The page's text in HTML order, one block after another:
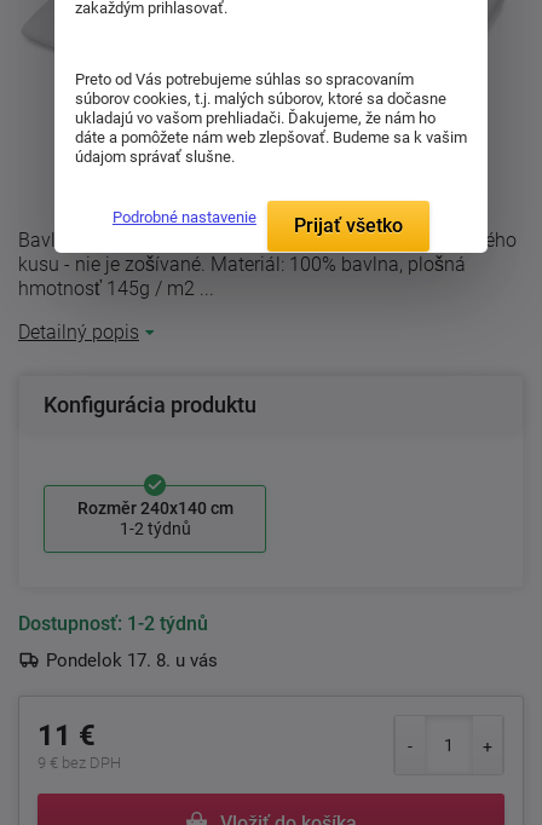
Bavlnená plachta bielej farby. Dvojposteľ je ušité z jedného
kusu - nie je zošívané. Materiál: 100% bavlna, plošná
hmotnosť 145g / m2 ...
Detailný popis
Konfigurácia produktu
Rozměr 240x140 cm
1-2 týdnů
Dostupnosť: 1-2 týdnů
Pondelok 17. 8. u vás
11 €
9 € bez DPH
zakaždým prihlasovať.
Preto od Vás potrebujeme súhlas so spracovaním
súborov cookies, t.j. malých súborov, ktoré sa dočasne
ukladajú vo vašom prehliadači. Ďakujeme, že nám ho
dáte a pomôžete nám web zlepšovať. Budeme sa k vašim
údajom správať slušne.
Podrobné nastavenie Prijať všetko